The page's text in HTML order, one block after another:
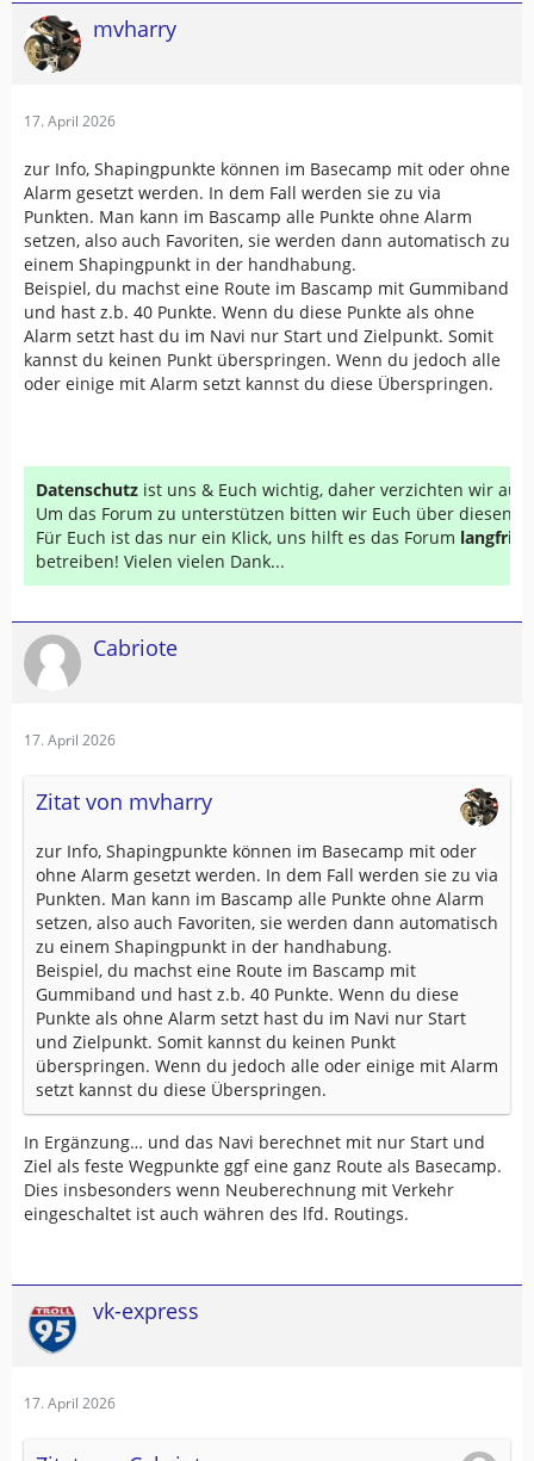
mvharry
17. April 2026
zur Info, Shapingpunkte können im Basecamp mit oder ohne
Alarm gesetzt werden. In dem Fall werden sie zu via
Punkten. Man kann im Bascamp alle Punkte ohne Alarm
setzen, also auch Favoriten, sie werden dann automatisch zu
einem Shapingpunkt in der handhabung.
Beispiel, du machst eine Route im Bascamp mit Gummiband
und hast z.b. 40 Punkte. Wenn du diese Punkte als ohne
Alarm setzt hast du im Navi nur Start und Zielpunkt. Somit
kannst du keinen Punkt überspringen. Wenn du jedoch alle
oder einige mit Alarm setzt kannst du diese Überspringen.
Datenschutz ist uns & Euch wichtig, daher verzichten wir auf
Um das Forum zu unterstützen bitten wir Euch über diesen
Für Euch ist das nur ein Klick, uns hilft es das Forum
betreiben! Vielen vielen Dank...
Cabriote
17. April 2026
Zitat von mvharry
zur Info, Shapingpunkte können im Basecamp mit oder
ohne Alarm gesetzt werden. In dem Fall werden sie zu via
Punkten. Man kann im Bascamp alle Punkte ohne Alarm
setzen, also auch Favoriten, sie werden dann automatisch
zu einem Shapingpunkt in der handhabung.
Beispiel, du machst eine Route im Bascamp mit
Gummiband und hast z.b. 40 Punkte. Wenn du diese
Punkte als ohne Alarm setzt hast du im Navi nur Start
und Zielpunkt. Somit kannst du keinen Punkt
überspringen. Wenn du jedoch alle oder einige mit Alarm
setzt kannst du diese Überspringen.
In Ergänzung… und das Navi berechnet mit nur Start und
Ziel als feste Wegpunkte ggf eine ganz Route als Basecamp.
Dies insbesonders wenn Neuberechnung mit Verkehr
eingeschaltet ist auch währen des lfd. Routings.
vk-express
17. April 2026